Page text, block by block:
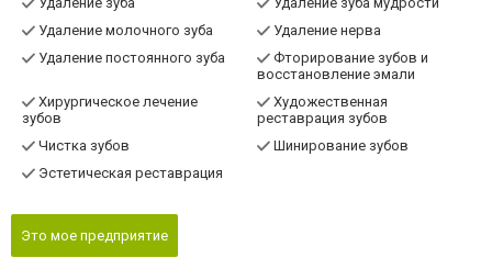
Удаление молочного зуба
Удаление нерва
Удаление постоянного зуба
Фторирование зубов и
восстановление эмали
Хирургическое лечение
зубов
Художественная
реставрация зубов
Чистка зубов
Шинирование зубов
Эстетическая реставрация
Это мое предприятие